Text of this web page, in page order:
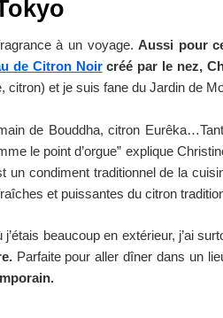
à un voyage.Aussi pour
de Citron Noircréé par le nez,
citron) et je suis fane du Jardin de
de Bouddha, citron
le point d’orgue” explique
un condiment traditionnel de la
et puissantes du citron
beaucoup en extérieur, j’ai
Parfaite pour aller dîner dans un